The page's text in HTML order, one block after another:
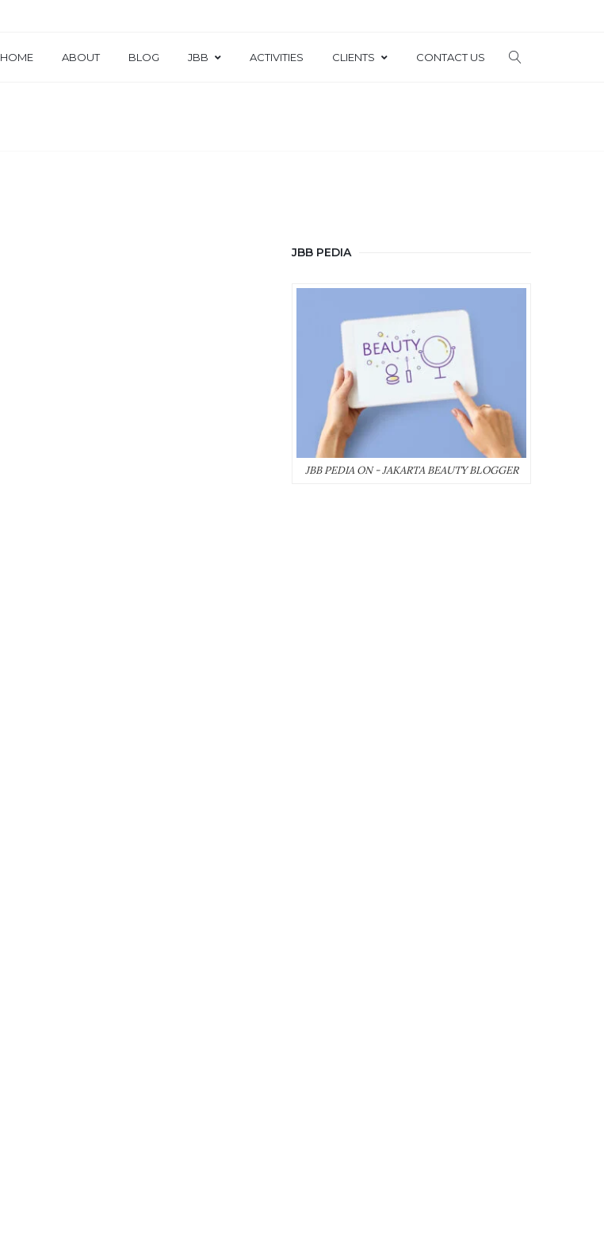
HOME ABOUT BLOG JBB ACTIVITIES CLIENTS CONTACT US
JBB PEDIA
JBB PEDIA ON - JAKARTA BEAUTY BLOGGER